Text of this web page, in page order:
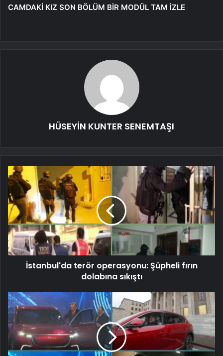
CAMDAKİ KIZ SON BÖLÜM BİR MODÜL TAM İZLE
HÜSEYİN KUNTER SENEMTAŞI
İstanbul'da terör operasyonu: Şüpheli fırın
dolabına sıkıştı